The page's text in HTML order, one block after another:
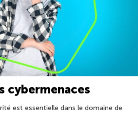
cybermenaces
est essentielle dans le domaine de